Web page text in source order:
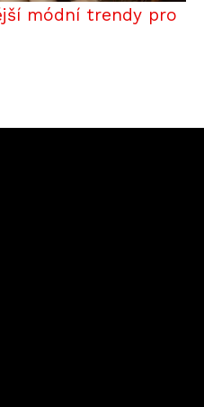
módní trendy pro